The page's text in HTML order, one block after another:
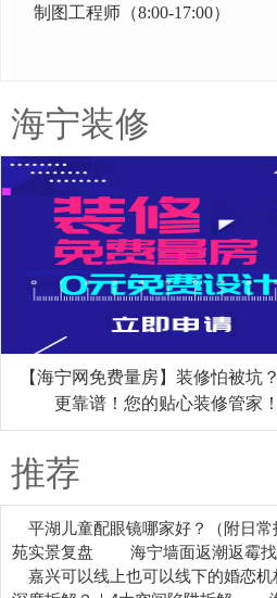
制图工程师（8:00-17:00）
海宁装修
【海宁网免费量房】装修怕被坑
更靠谱！您的贴心装修管家！
推荐
平湖儿童配眼镜哪家好？（附日常
苑实景复盘
海宁墙面返潮返霉
嘉兴可以线上也可以线下的婚恋